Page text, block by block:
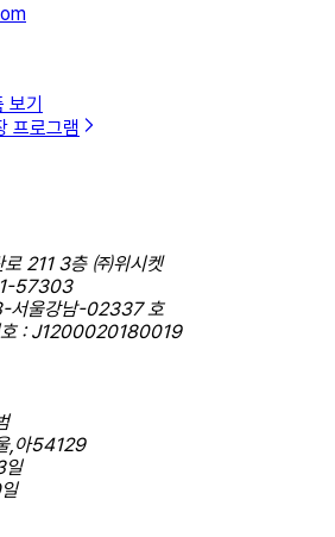
보기
프로그램
로 211 3층 ㈜위시켓
57303
서울강남-02337 호
호 : J1200020180019
,아54129
일